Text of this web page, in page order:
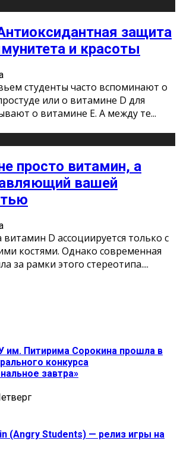
защита
и красоты
студенты часто вспоминают о
или о витамине D для
о витамине Е. А между те...
просто витамин, а
вашей
D ассоциируется только с
костями. Однако современная
за рамки этого стереотипа....
им. Питирима Сорокина прошла в
конкурса
завтра»
(Angry Students) — релиз игры на